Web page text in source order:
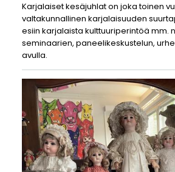
Karjalaiset kesäjuhlat on joka toinen
valtakunnallinen karjalaisuuden
esiin karjalaista kulttuuriperintöä mm.
seminaarien, paneelikeskustelun,
avulla.